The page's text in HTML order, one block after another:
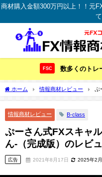
商材購入金額300万円以上！！元
FSC 数多くのトレ
ホーム 情報商材レビュー
ぷ
情報商材レビュー B-class
ぷーさん式FXスキャ
ん-（完成版）のレビ
広告 2021年8月17日 2025年2